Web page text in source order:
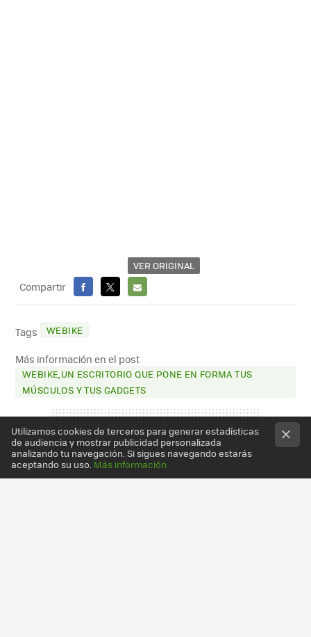
VER ORIGINAL
Compartir
FACEBOOK
X
E-
Tags WEBIKE
Más información en el post
WEBIKE,UN ESCRITORIO QUE PONE EN FORMA TUS
MÚSCULOS Y TUS GADGETS
Utilizamos cookies de terceros para generar estadísticas
de audiencia y mostrar publicidad personalizada
analizando tu navegación. Si sigues navegando estarás
aceptando su uso. Más información